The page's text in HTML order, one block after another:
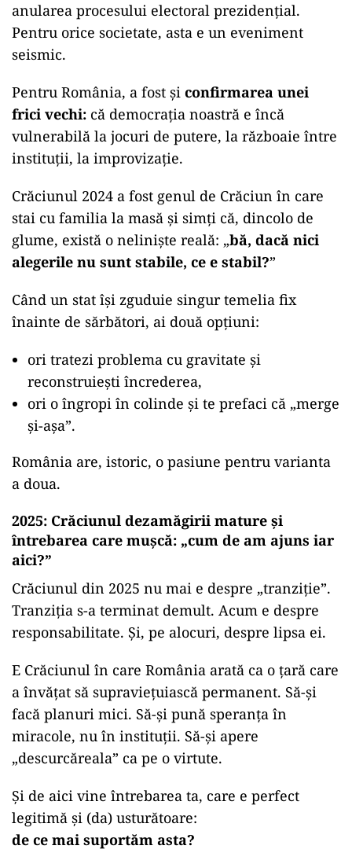
anularea procesului electoral prezidențial.
Pentru orice societate, asta e un eveniment
seismic.
Pentru România, a fost și confirmarea unei
frici vechi: că democrația noastră e încă
vulnerabilă la jocuri de putere, la războaie între
instituții, la improvizație.
Crăciunul 2024 a fost genul de Crăciun în care
stai cu familia la masă și simți că, dincolo de
glume, există o neliniște reală: „bă, dacă nici
alegerile nu sunt stabile, ce e stabil?”
Când un stat își zguduie singur temelia fix
înainte de sărbători, ai două opțiuni:
ori tratezi problema cu gravitate și
reconstruiești încrederea,
ori o îngropi în colinde și te prefaci că „merge
și-așa”.
România are, istoric, o pasiune pentru varianta
a doua.
2025: Crăciunul dezamăgirii mature și
întrebarea care mușcă: „cum de am ajuns iar
aici?”
Crăciunul din 2025 nu mai e despre „tranziție”.
Tranziția s-a terminat demult. Acum e despre
responsabilitate. Și, pe alocuri, despre lipsa ei.
E Crăciunul în care România arată ca o țară care
a învățat să supraviețuiască permanent. Să-și
facă planuri mici. Să-și pună speranța în
miracole, nu în instituții. Să-și apere
„descurcăreala” ca pe o virtute.
Și de aici vine întrebarea ta, care e perfect
legitimă și (da) usturătoare:
de ce mai suportăm asta?